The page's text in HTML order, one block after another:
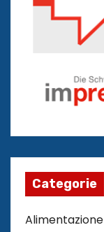
Categorie
Alimentazione